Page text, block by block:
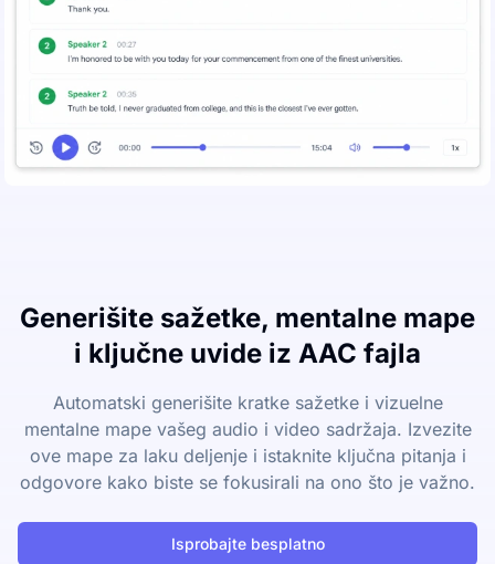
Generišite sažetke, mentalne mape
i ključne uvide iz AAC fajla
Automatski generišite kratke sažetke i vizuelne
mentalne mape vašeg audio i video sadržaja. Izvezite
ove mape za laku deljenje i istaknite ključna pitanja i
odgovore kako biste se fokusirali na ono što je važno.
Isprobajte besplatno